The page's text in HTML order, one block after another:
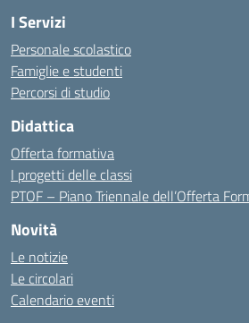
I Servizi
Personale scolastico
Famiglie e studenti
Percorsi di studio
Didattica
Offerta formativa
I progetti delle classi
PTOF – Piano Triennale dell’Offerta
Novità
Le notizie
Le circolari
Calendario eventi